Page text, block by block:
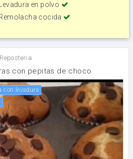
en polvo
cocida
Reposteria
con pepitas de choco
con levadura